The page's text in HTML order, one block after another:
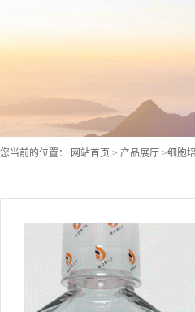
您当前的位置： 网站首页 > 产品展厅 >细胞